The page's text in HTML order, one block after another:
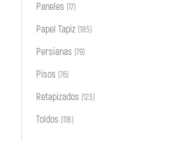
Paneles (17)
Papel Tapiz (185)
Persianas (79)
Pisos (76)
Retapizados (123)
Toldos (118)